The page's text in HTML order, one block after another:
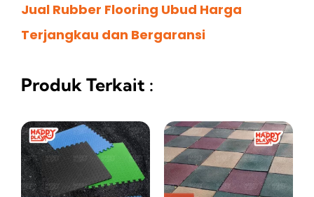
Jual Rubber Flooring Ubud Harga
Terjangkau dan Bergaransi
Produk Terkait :